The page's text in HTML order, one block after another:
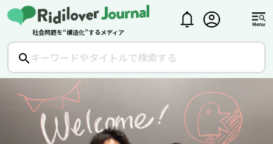
社会問題を“構造化”するメディア